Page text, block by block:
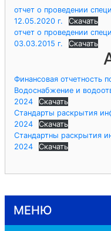
отчет о проведении
12.05.2020 г.
Скачать
отчет о проведении
03.03.2015 г.
Скачать
Финансовая отчетность
Водоснабжение и
2024
Скачать
Стандарты раскрытия
2024
Скачать
Стандартны раскрытия
2024
Скачать
МЕНЮ